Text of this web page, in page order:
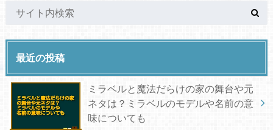
最近の投稿
ミラベルと魔法だらけの家の舞台や元
ネタは？ミラベルのモデルや名前の意
味についても